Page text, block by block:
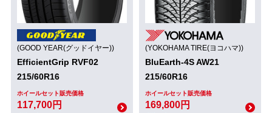
(GOOD YEAR(グッドイヤー))
EfficientGrip RVF02
215/60R16
ホイールセット販売価格
117,700円
(YOKOHAMA TIRE(ヨコハマ))
BluEarth-4S AW21
215/60R16
ホイールセット販売価格
169,800円